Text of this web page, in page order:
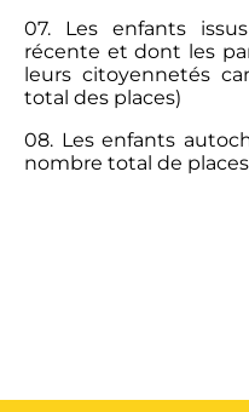
07. Les enfants
récente et dont les
leurs citoyennetés
total des places)
08. Les enfants
nombre total de